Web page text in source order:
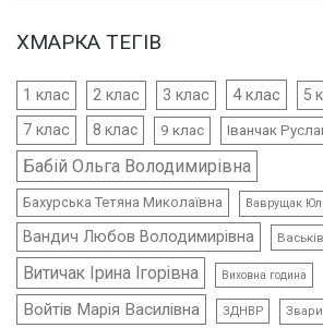
ХМАРКА ТЕГІВ
1 клас 2 клас 3 клас 4 клас 5
7 клас 8 клас 9 клас Іванчак
Бабій Ольга Володимирівна
Бахурська Тетяна Миколаївна Ваврущак
Вандич Любов Володимирівна
Витичак Ірина Ігорівна Виховна година
Войтів Марія Василівна ЗДНВР